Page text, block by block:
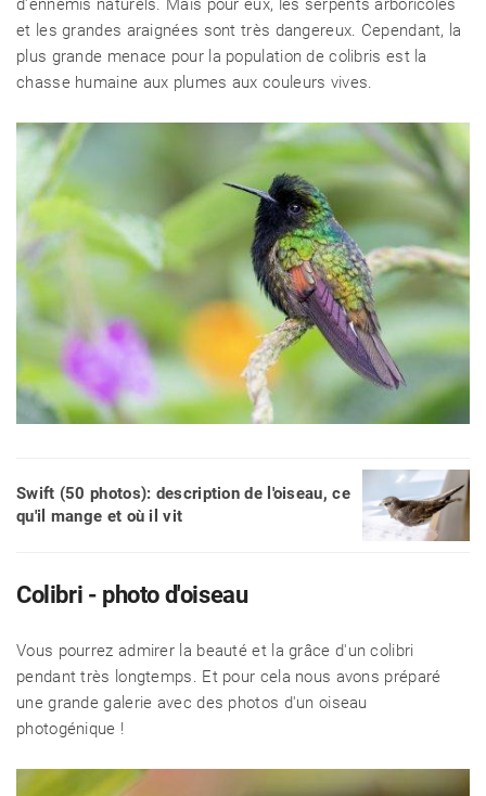
d'ennemis naturels. Mais pour eux, les serpents arboricoles
et les grandes araignées sont très dangereux. Cependant, la
plus grande menace pour la population de colibris est la
chasse humaine aux plumes aux couleurs vives.
Swift (50 photos): description de l'oiseau, ce
qu'il mange et où il vit
Colibri - photo d'oiseau
Vous pourrez admirer la beauté et la grâce d'un colibri
pendant très longtemps. Et pour cela nous avons préparé
une grande galerie avec des photos d'un oiseau
photogénique !